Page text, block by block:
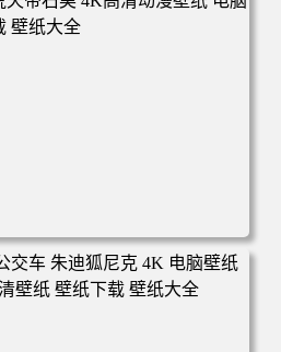
纸 壁纸下载 壁纸大全
石昊 4K高清动漫壁纸 电脑桌面
全